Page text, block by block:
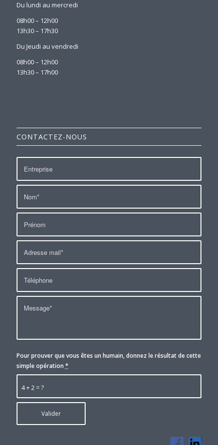
Du lundi au mercredi
08h00 – 12h00
13h30 – 17h30
Du Jeudi au vendredi
08h00 – 12h00
13h30 – 17h00
CONTACTEZ-NOUS
4 + 2 = ?
Pour prouver que vous êtes un humain, donnez le résultat de cette
simple opération *